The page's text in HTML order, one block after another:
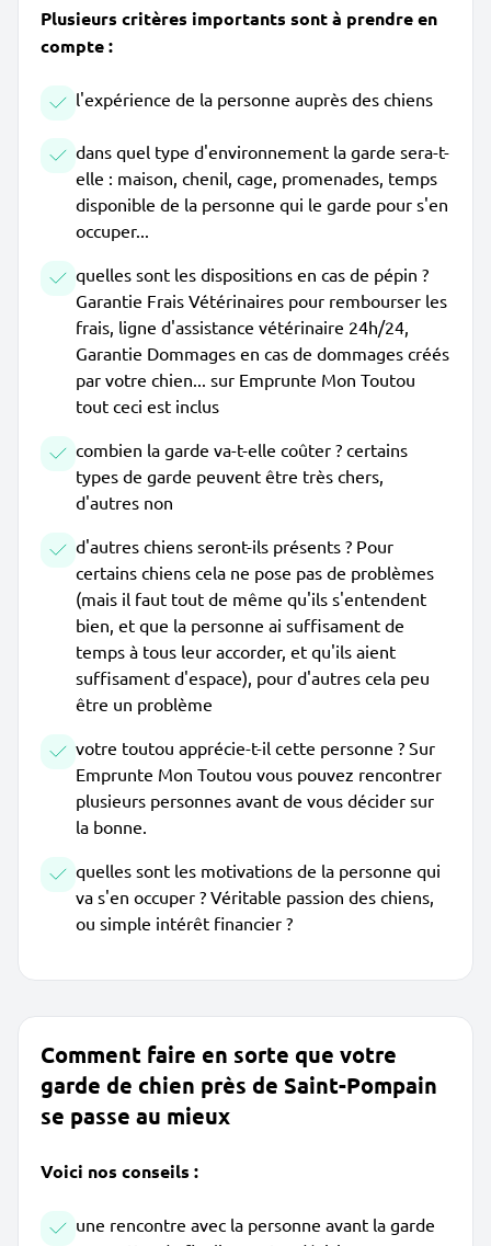
Plusieurs critères importants sont à prendre en
compte :
l'expérience de la personne auprès des chiens
dans quel type d'environnement la garde sera-t-
elle : maison, chenil, cage, promenades, temps
disponible de la personne qui le garde pour s'en
occuper...
quelles sont les dispositions en cas de pépin ?
Garantie Frais Vétérinaires pour rembourser les
frais, ligne d'assistance vétérinaire 24h/24,
Garantie Dommages en cas de dommages créés
par votre chien... sur Emprunte Mon Toutou
tout ceci est inclus
combien la garde va-t-elle coûter ? certains
types de garde peuvent être très chers,
d'autres non
d'autres chiens seront-ils présents ? Pour
certains chiens cela ne pose pas de problèmes
(mais il faut tout de même qu'ils s'entendent
bien, et que la personne ai suffisament de
temps à tous leur accorder, et qu'ils aient
suffisament d'espace), pour d'autres cela peu
être un problème
votre toutou apprécie-t-il cette personne ? Sur
Emprunte Mon Toutou vous pouvez rencontrer
plusieurs personnes avant de vous décider sur
la bonne.
quelles sont les motivations de la personne qui
va s'en occuper ? Véritable passion des chiens,
ou simple intérêt financier ?
Comment faire en sorte que votre
garde de chien près de Saint-Pompain
se passe au mieux
Voici nos conseils :
une rencontre avec la personne avant la garde